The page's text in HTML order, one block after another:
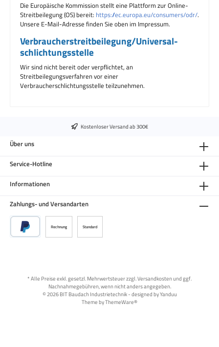
Die Europäische Kommission stellt eine Plattform zur Online-
Streitbeilegung (OS) bereit: https://ec.europa.eu/consumers/odr/.
Unsere E-Mail-Adresse finden Sie oben im Impressum.
Verbraucher­streit­beilegung/Universal­
schlichtungs­stelle
Wir sind nicht bereit oder verpflichtet, an
Streitbeilegungsverfahren vor einer
Verbraucherschlichtungsstelle teilzunehmen.
Kostenloser Versand ab 300€
Über uns
Service-Hotline
Informationen
Zahlungs- und Versandarten
Rechnung Standard
* Alle Preise exkl. gesetzl. Mehrwertsteuer zzgl.Versandkostenund ggf.
Nachnahmegebühren, wenn nicht anders angegeben.
© 2026 BIT Baudach Industrietechnik - designed byYanduu
Theme byThemeWare®